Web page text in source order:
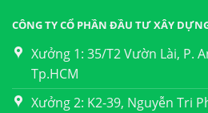
CÔNG TY CỔ PHẦN ĐẦU TƯ XÂY
Xưởng 1: 35/T2 Vườn Lài, P.
Tp.HCM
Xưởng 2: K2-39, Nguyễn Tri